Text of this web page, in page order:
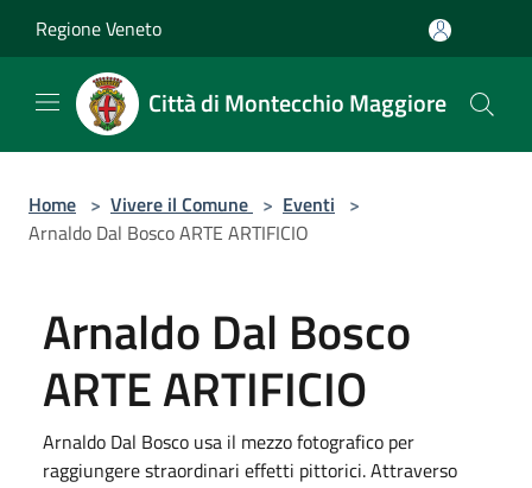
Regione Veneto
Città di Montecchio Maggiore
Home > Vivere il Comune > Eventi >
Arnaldo Dal Bosco ARTE ARTIFICIO
Arnaldo Dal Bosco
ARTE ARTIFICIO
Arnaldo Dal Bosco usa il mezzo fotografico per
raggiungere straordinari effetti pittorici. Attraverso